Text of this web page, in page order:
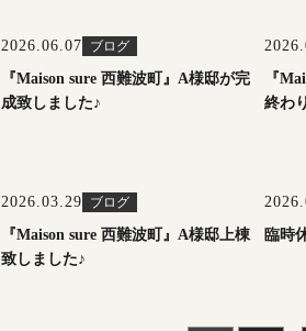
2026.06.07 ブログ
『Maison sure 西難波町』A様邸が完
成致しました♪
『
終わ
2026.03.29 ブログ
『Maison sure 西難波町』A様邸上棟
致しました♪
臨時